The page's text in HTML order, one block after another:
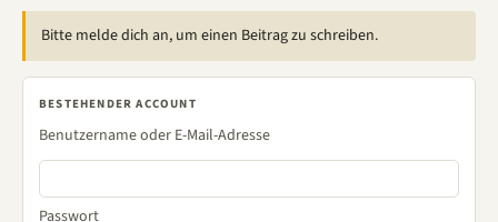
Bitte melde dich an, um einen Beitrag zu schreiben.
BESTEHENDER ACCOUNT
Benutzername oder E-Mail-Adresse
Passwort